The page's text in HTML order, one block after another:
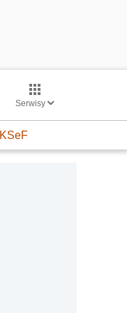
Serwisy
KSeF